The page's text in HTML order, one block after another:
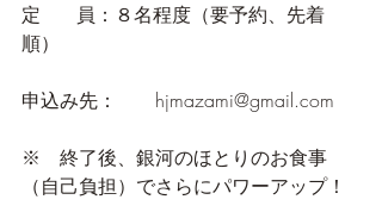
定      員：８名程度（要予約、先着
順）
申込み先：　　hjmazami@gmail.com
※　終了後、銀河のほとりのお食事
（自己負担）でさらにパワーアップ！